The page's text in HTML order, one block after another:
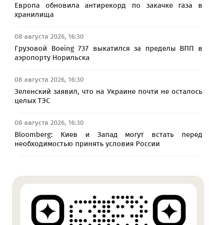
Европа обновила антирекорд по закачке газа в
хранилища
08 августа 2026, 16:30
Грузовой Boeing 737 выкатился за пределы ВПП в
аэропорту Норильска
08 августа 2026, 16:30
Зеленский заявил, что на Украине почти не осталось
целых ТЭС
08 августа 2026, 16:30
Bloomberg: Киев и Запад могут встать перед
необходимостью принять условия России